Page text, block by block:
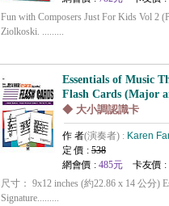
Fun with Composers Just For Kids Vol 2
Ziolkoski. .........
Essentials of Music
Flash Cards (Major
◆ 大小調認識卡
作 者(演奏者) : Karen
定 價 : 538
網會價 : 485元 卡友價 :
尺寸： 9x12 inches (約22.86 x 14 公分)
Signature.........